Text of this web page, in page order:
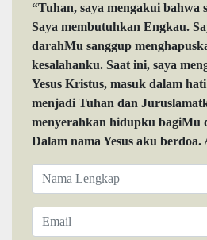
“Tuhan, saya mengakui bahwa
Saya membutuhkan Engkau.
darahMu sanggup
kesalahanku. Saat ini, saya
Yesus Kristus, masuk dalam
menjadi Tuhan dan
menyerahkan hidupku bagiMu
Dalam nama Yesus aku berdoa.